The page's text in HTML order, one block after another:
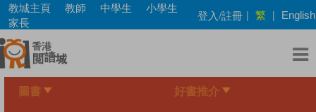
Skip
main
content
教城主頁 教師 中學生
小學生
家長
登入/註冊 | 繁 | English
圖書 好書推介